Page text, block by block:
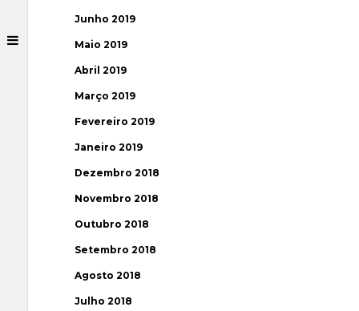
Junho 2019
Maio 2019
Abril 2019
Março 2019
Fevereiro 2019
Janeiro 2019
Dezembro 2018
Novembro 2018
Outubro 2018
Setembro 2018
Agosto 2018
Julho 2018